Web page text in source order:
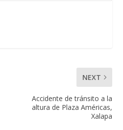
NEXT
Accidente de tránsito a la
altura de Plaza Américas,
Xalapa